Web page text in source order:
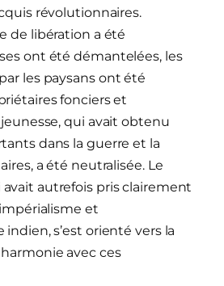
révolutionnaires.
de libération a été
ont été démantelées, les
les paysans ont été
fonciers et
qui avait obtenu
dans la guerre et la
a été neutralisée. Le
autrefois pris clairement
et
indien, s’est orienté vers la
avec ces